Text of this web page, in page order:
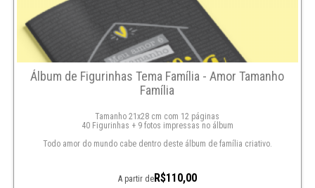
Álbum de Figurinhas Tema Família - Amor Tamanho
Família
Tamanho 21x28 cm com 12 páginas
40 Figurinhas + 9 fotos impressas no álbum
Todo amor do mundo cabe dentro deste álbum de família criativo.
A partir deR$110,00